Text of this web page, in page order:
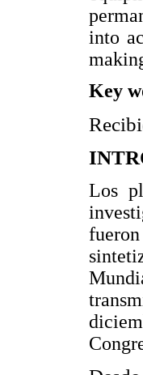
into
Key
Los